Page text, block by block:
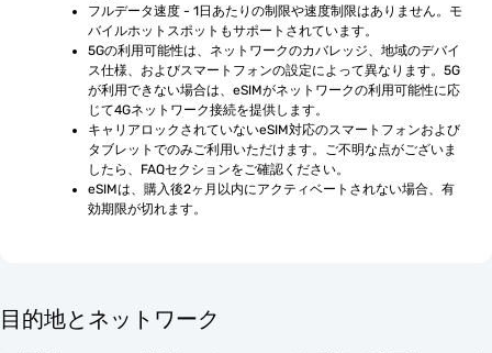
フルデータ速度 - 1日あたりの制限や速度制限はありません。モ
バイルホットスポットもサポートされています。
5Gの利用可能性は、ネットワークのカバレッジ、地域のデバイ
ス仕様、およびスマートフォンの設定によって異なります。5G
が利用できない場合は、eSIMがネットワークの利用可能性に応
じて4Gネットワーク接続を提供します。
キャリアロックされていないeSIM対応のスマートフォンおよび
タブレットでのみご利用いただけます。ご不明な点がございま
したら、FAQセクションをご確認ください。
eSIMは、購入後2ヶ月以内にアクティベートされない場合、有
効期限が切れます。
目的地とネットワーク